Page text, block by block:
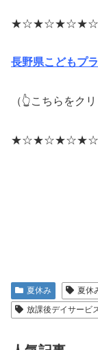
長野県こどもプ
（👆こちらをクリ
夏休み 夏休
放課後デイサービ